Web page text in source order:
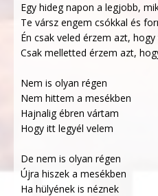
Egy hideg napon a legjobb,
Te vársz engem csókkal és
Én csak veled érzem azt,
Csak melletted érzem azt,
Nem is olyan régen
Nem hittem a mesékben
Hajnalig ébren vártam
Hogy itt legyél velem
De nem is olyan régen
Újra hiszek a mesékben
Ha hülyének is néznek